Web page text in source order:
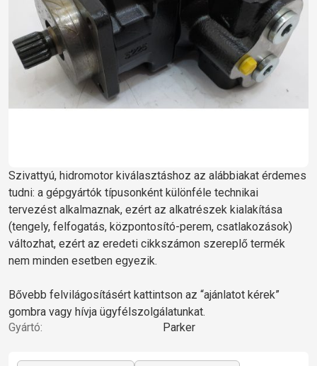
Szivattyú, hidromotor kiválasztáshoz az alábbiakat érdemes
tudni: a gépgyártók típusonként különféle technikai
tervezést alkalmaznak, ezért az alkatrészek kialakítása
(tengely, felfogatás, központosító-perem, csatlakozások)
változhat, ezért az eredeti cikkszámon szereplő termék
nem minden esetben egyezik.
Bővebb felvilágosításért kattintson az “ajánlatot kérek”
gombra vagy hívja ügyfélszolgálatunkat.
Gyártó:
Parker